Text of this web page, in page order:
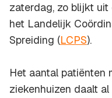
zaterdag, zo blijkt
het Landelijk
Spreiding (LCPS).
Het aantal patiënten
ziekenhuizen daalt